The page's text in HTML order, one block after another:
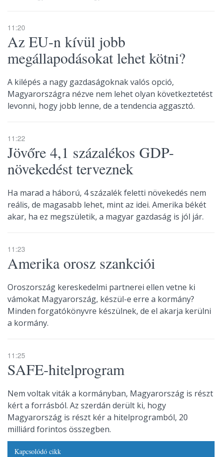
11:20
Az EU-n kívül jobb
megállapodásokat lehet kötni?
A kilépés a nagy gazdaságoknak valós opció,
Magyarországra nézve nem lehet olyan következtetést
levonni, hogy jobb lenne, de a tendencia aggasztó.
11:22
Jövőre 4,1 százalékos GDP-
növekedést terveznek
Ha marad a háború, 4 százalék feletti növekedés nem
reális, de magasabb lehet, mint az idei. Amerika békét
akar, ha ez megszületik, a magyar gazdaság is jól jár.
11:23
Amerika orosz szankciói
Oroszország kereskedelmi partnerei ellen vetne ki
vámokat Magyarország, készül-e erre a kormány?
Minden forgatókönyvre készülnek, de el akarja kerülni
a kormány.
11:25
SAFE-hitelprogram
Nem voltak viták a kormányban, Magyarország is részt
kért a forrásból. Az szerdán derült ki, hogy
Magyarország is részt kér a hitelprogramból, 20
milliárd forintos összegben.
Kapcsolódó cikk